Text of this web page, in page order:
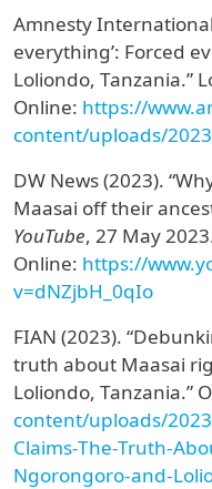
Amnesty International
everything’: Forced
Loliondo, Tanzania.”
Online: https://
content/uploads/
DW News (2023).
Maasai off their
YouTube, 27 May
Online: https://
v=dNZjbH_0qIo
FIAN (2023).
truth about Maasai
Loliondo, Tanzania.”
content/uploads/
Claims-The-Truth-
Ngorongoro-and-